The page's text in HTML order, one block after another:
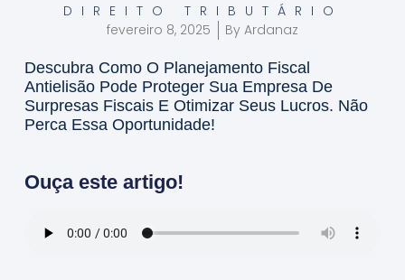
DIREITO TRIBUTÁRIO
fevereiro 8, 2025
By Ardanaz
Descubra Como O Planejamento Fiscal
Antielisão Pode Proteger Sua Empresa De
Surpresas Fiscais E Otimizar Seus Lucros. Não
Perca Essa Oportunidade!
Ouça este artigo!